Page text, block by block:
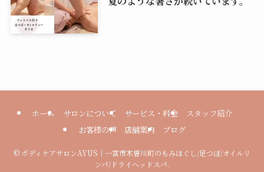
ホーム サロンについて サービス・料金
スタッフ紹介
お客様の声
店舗案内 ブログ
© ボディケアサロンAYUS｜一宮市木曽川町のもみほぐし/足つぼ/オイルリ
ンパ/ドライヘッドスパ.